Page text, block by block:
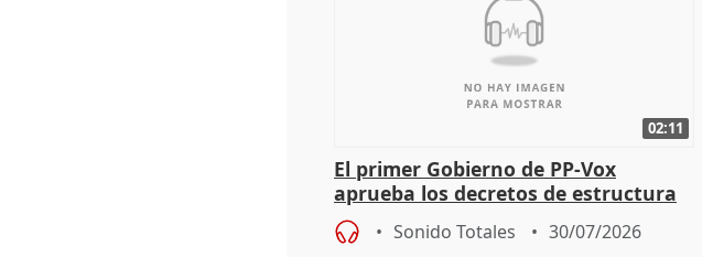
02:11
El primer Gobierno de PP-Vox
aprueba los decretos de estructura
de sus consejerías
Sonido Totales 30/07/2026